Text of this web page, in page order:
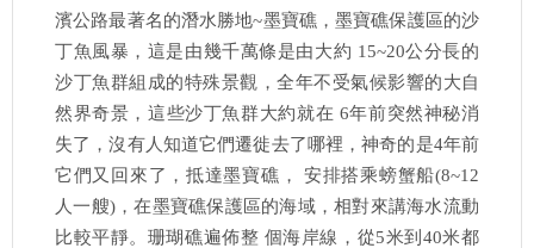
濱公路最著名的潛水勝地~墨寶礁，墨寶礁保護區的沙
丁魚風暴，這是由幾千萬條是由大約 15~20公分長的
沙丁魚群組成的特殊景觀，全年不受氣候影響的大自
然界奇景，這些沙丁魚群大約就在 6年前突然神秘消
失了，沒有人知道它們遷徙去了哪裡，神奇的是4年前
它們又回來了，抵達墨寶礁， 安排搭乘螃蟹船(8~12
人一艘)，在墨寶礁保護區的海域，相對來講海水流動
比較平靜。珊瑚礁遍佈整 個海岸線，從5米到40米都